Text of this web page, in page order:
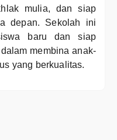
mulia, dan siap
depan. Sekolah ini
baru dan siap
membina anak-
yang berkualitas.